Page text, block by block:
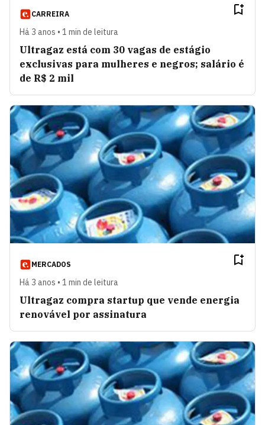
CARREIRA
Há 3 anos • 1 min de leitura
Ultragaz está com 30 vagas de estágio
exclusivas para mulheres e negros; salário é
de R$ 2 mil
MERCADOS
Há 3 anos • 1 min de leitura
Ultragaz compra startup que vende energia
renovável por assinatura